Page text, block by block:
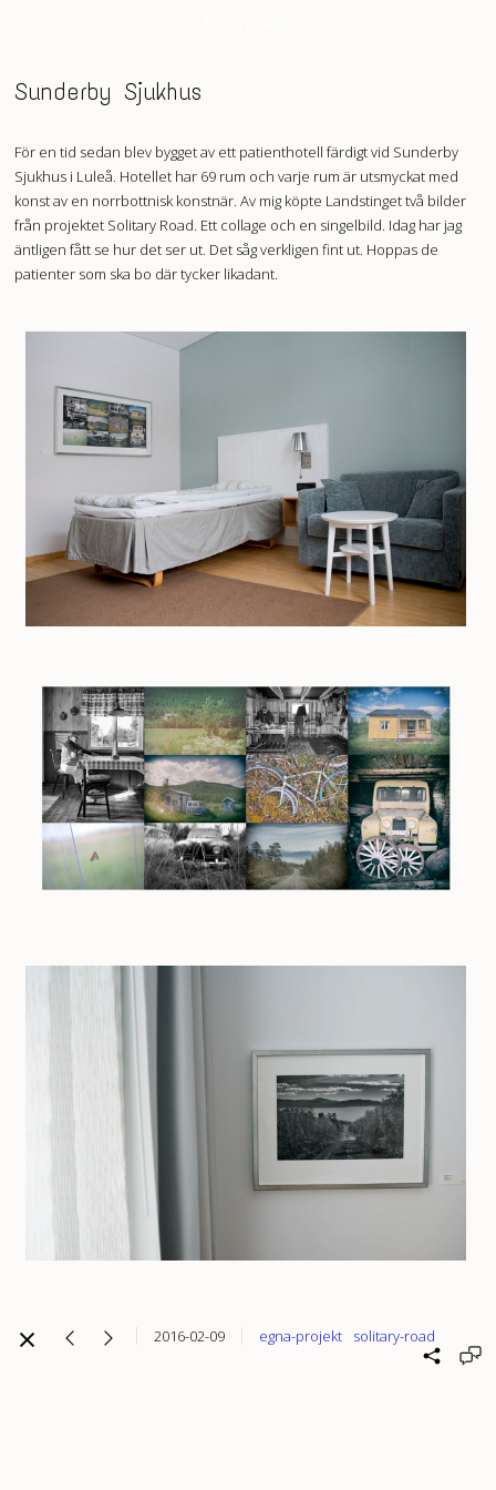
Sunderby Sjukhus
För en tid sedan blev bygget av ett patienthotell färdigt vid Sunderby
Sjukhus i Luleå. Hotellet har 69 rum och varje rum är utsmyckat med
konst av en norrbottnisk konstnär. Av mig köpte Landstinget två bilder
från projektet Solitary Road. Ett collage och en singelbild. Idag har jag
äntligen fått se hur det ser ut. Det såg verkligen fint ut. Hoppas de
patienter som ska bo där tycker likadant.
2016-02-09 egna-projekt solitary-road